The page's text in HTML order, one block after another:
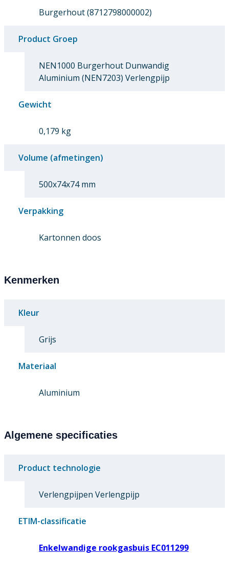
Burgerhout (8712798000002)
Product Groep
NEN1000 Burgerhout Dunwandig
Aluminium (NEN7203) Verlengpijp
Gewicht
0,179 kg
Volume (afmetingen)
500x74x74 mm
Verpakking
Kartonnen doos
Kenmerken
Kleur
Grijs
Materiaal
Aluminium
Algemene specificaties
Product technologie
Verlengpijpen Verlengpijp
ETIM-classificatie
Enkelwandige rookgasbuis EC011299